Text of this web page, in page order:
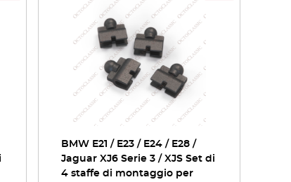
BMW E21 / E23 / E24 / E28 /
Jaguar XJ6 Serie 3 / XJS Set di
4 staffe di montaggio per